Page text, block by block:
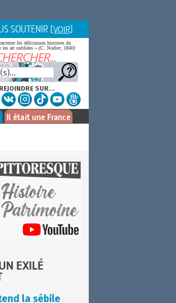
SOUTENIR [VOIR]
les délicieuses histoires du
les ait oubliées » (C. Nodier, 1840)
SUR...
Il était une France
EXILÉ
la sébile